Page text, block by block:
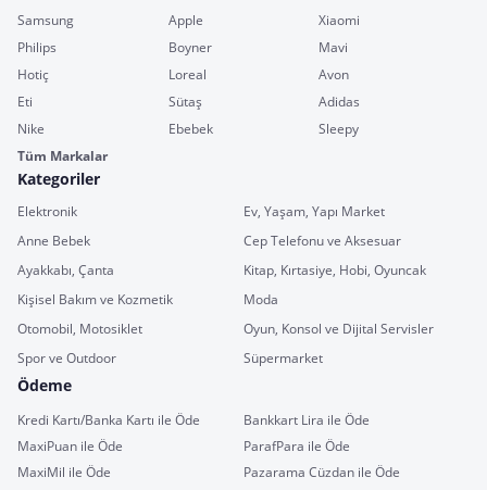
Samsung Apple
Xiaomi
Philips
Boyner
Mavi
Hotiç
Loreal
Avon
Eti
Sütaş
Adidas
Nike
Ebebek
Sleepy
Tüm Markalar
Kategoriler
Elektronik
Ev, Yaşam, Yapı Market
Anne Bebek
Cep Telefonu ve Aksesuar
Ayakkabı, Çanta
Kitap, Kırtasiye, Hobi, Oyuncak
Kişisel Bakım ve Kozmetik
Moda
Otomobil, Motosiklet
Oyun, Konsol ve Dijital Servisler
Spor ve Outdoor
Süpermarket
Ödeme
Kredi Kartı/Banka Kartı ile Öde
Bankkart Lira ile Öde
MaxiPuan ile Öde
ParafPara ile Öde
MaxiMil ile Öde
Pazarama Cüzdan ile Öde